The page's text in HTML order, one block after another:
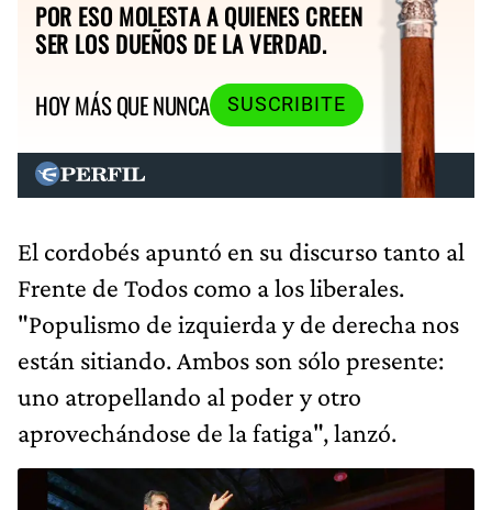
POR ESO MOLESTA A QUIENES CREEN
SER LOS DUEÑOS DE LA VERDAD.
HOY MÁS QUE NUNCA
SUSCRIBITE
El cordobés apuntó en su discurso tanto al
Frente de Todos como a los liberales.
"Populismo de izquierda y de derecha nos
están sitiando. Ambos son sólo presente:
uno atropellando al poder y otro
aprovechándose de la fatiga", lanzó.